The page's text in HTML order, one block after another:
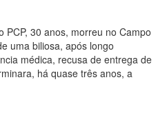
PCP, 30 anos, morreu no Campo
uma biliosa, após longo
médica, recusa de entrega de
há quase três anos, a